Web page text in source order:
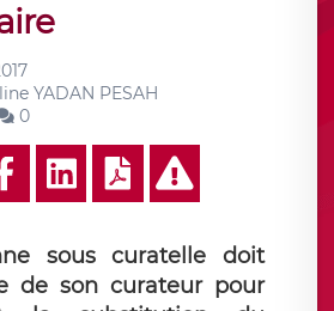
YADAN PESAH
0
sous curatelle doit
de son curateur pour